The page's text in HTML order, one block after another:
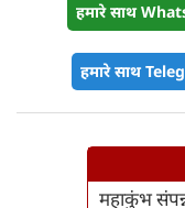
हमारे साथ
हमारे साथ
महाकुंभ